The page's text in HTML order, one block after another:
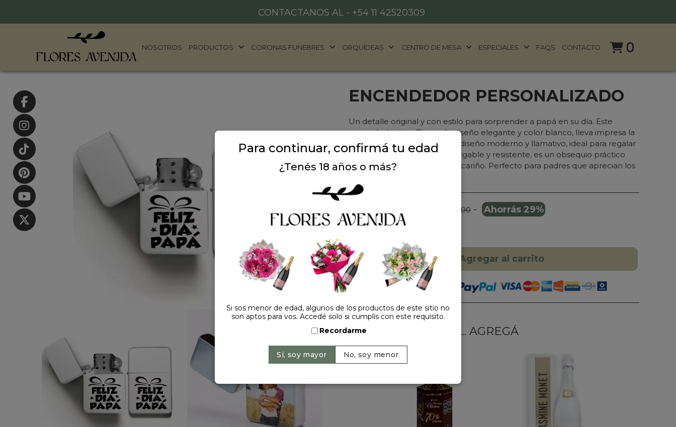
CONTACTANOS AL - +54 11 42520309
NOSOTROS PRODUCTOS CORONAS FUNEBRES ORQUÍDEAS CENTRO DE MESA ESPECIALES FAQS CONTACTO 0
ENCENDEDOR PERSONALIZADO
Un detalle original y con estilo para sorprender a papá en su día. Este
encendedor tipo Zippo, de diseño elegante y color blanco, lleva impresa la
frase “Feliz Día Papá” con un diseño moderno y llamativo, ideal para regalar
con un toque personal. Recargable y resistente, es un obsequio práctico
que combina funcionalidad y cariño. Perfecto para padres que aprecian los
$ 35.000 - Ahorrás 29%
Agregar al carrito
HACELO ESPECIAL... AGREGÁ
Para continuar, confirmá tu edad
¿Tenés 18 años o más?
Si sos menor de edad, algunos de los productos de este sitio no
son aptos para vos. Accedé solo si cumplís con este requisito.
Recordarme